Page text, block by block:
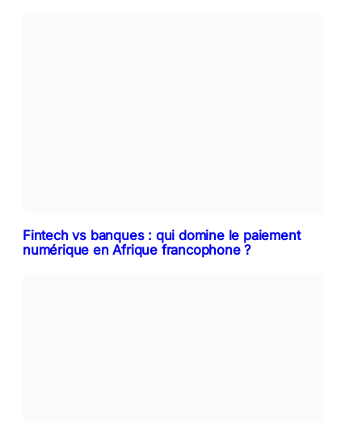
Fintech vs banques : qui domine le paiement
numérique en Afrique francophone ?